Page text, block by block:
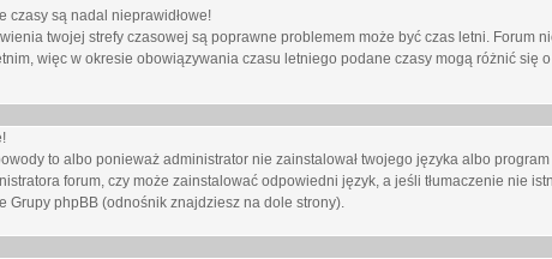
czasy są nadal nieprawidłowe!
twojej strefy czasowej są poprawne problemem może być czas letni. Forum
więc w okresie obowiązywania czasu letniego podane czasy mogą różnić się
to albo ponieważ administrator nie zainstalował twojego języka albo program
forum, czy może zainstalować odpowiedni język, a jeśli tłumaczenie nie
Grupy phpBB (odnośnik znajdziesz na dole strony).